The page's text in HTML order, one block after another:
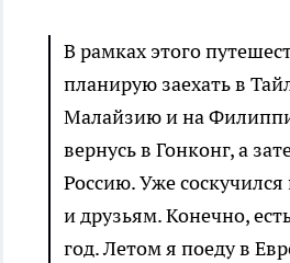
В рамках этого
планирую заехать в
Малайзию и на
вернусь в Гонконг, а
Россию. Уже
и друзьям. Конечно,
год. Летом я поеду в